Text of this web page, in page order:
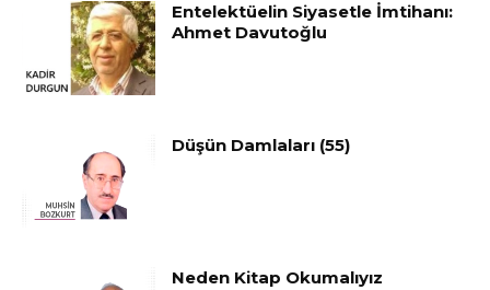
Entelektüelin Siyasetle İmtihanı:
Ahmet Davutoğlu
Düşün Damlaları (55)
Neden Kitap Okumalıyız